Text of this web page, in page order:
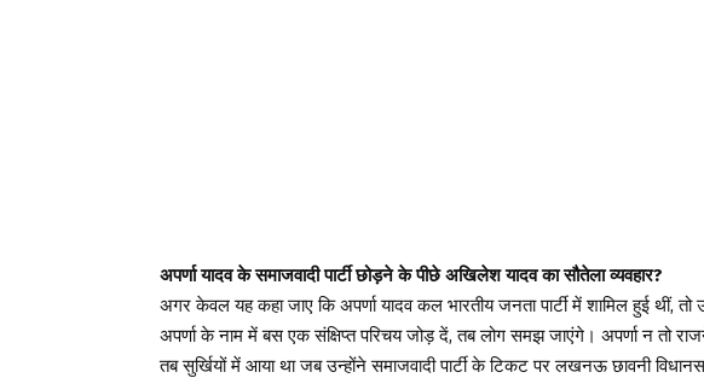
अपर्णा यादव के समाजवादी पार्टी छोड़ने के पीछे अखिलेश यादव का सौतेला व्यवहार?
अगर केवल यह कहा जाए कि अपर्णा यादव कल भारतीय जनता पार्टी में शामिल हुई थीं, तो
अपर्णा के नाम में बस एक संक्षिप्त परिचय जोड़ दें, तब लोग समझ जाएंगे। अपर्णा न तो
तब सुर्खियों में आया था जब उन्होंने समाजवादी पार्टी के टिकट पर लखनऊ छावनी